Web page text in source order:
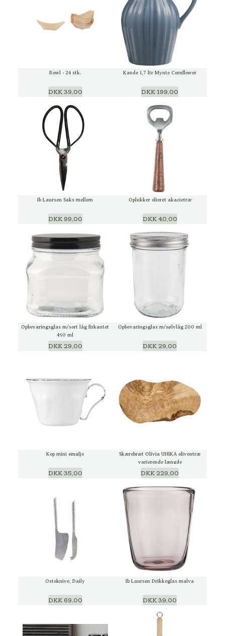
Bowl - 24 stk.
DKK 39,00
Kande 1,7 ltr Mynte Cornflower
DKK 199,00
Ib Laursen Saks mellem
DKK 99,00
Oplukker olieret akacietræ
DKK 40,00
Opbevaringsglas m/sort låg firkantet
450 ml
DKK 29,00
Opbevaringsglas m/sølvlåg 200 ml
DKK 29,00
Kop mini emalje
DKK 35,00
Skærebræt Olivia UNIKA oliventræ
varierende længde
DKK 229,00
Osteknive, Daily
DKK 69,00
Ib Laursen Drikkeglas malva
DKK 39,00